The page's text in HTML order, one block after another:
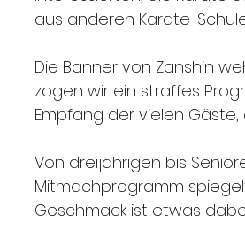
aus anderen Karate-
Die Banner von Zanshin
zogen wir ein straffes
Empfang der vielen
Von dreijährigen bis
Mitmachprogramm
Geschmack ist etwas